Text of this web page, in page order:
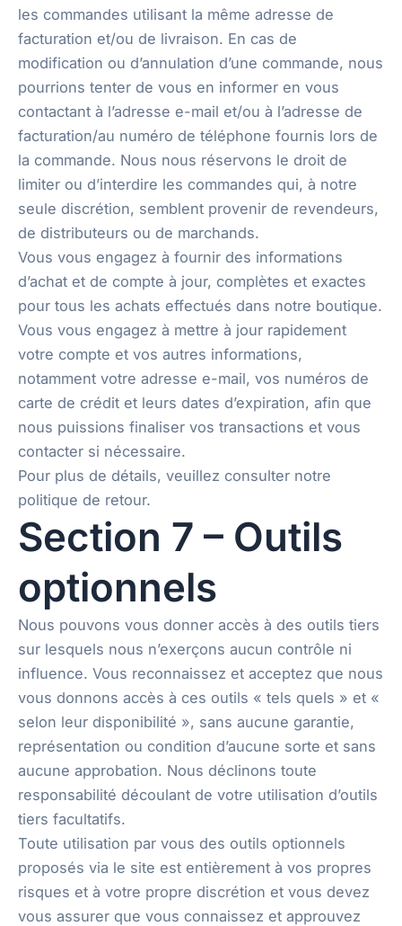
les commandes utilisant la même adresse de
facturation et/ou de livraison. En cas de
modification ou d’annulation d’une commande, nous
pourrions tenter de vous en informer en vous
contactant à l’adresse e-mail et/ou à l’adresse de
facturation/au numéro de téléphone fournis lors de
la commande. Nous nous réservons le droit de
limiter ou d’interdire les commandes qui, à notre
seule discrétion, semblent provenir de revendeurs,
de distributeurs ou de marchands.
Vous vous engagez à fournir des informations
d’achat et de compte à jour, complètes et exactes
pour tous les achats effectués dans notre boutique.
Vous vous engagez à mettre à jour rapidement
votre compte et vos autres informations,
notamment votre adresse e-mail, vos numéros de
carte de crédit et leurs dates d’expiration, afin que
nous puissions finaliser vos transactions et vous
contacter si nécessaire.
Pour plus de détails, veuillez consulter notre
politique de retour.
Section 7 – Outils
optionnels
Nous pouvons vous donner accès à des outils tiers
sur lesquels nous n’exerçons aucun contrôle ni
influence. Vous reconnaissez et acceptez que nous
vous donnons accès à ces outils « tels quels » et «
selon leur disponibilité », sans aucune garantie,
représentation ou condition d’aucune sorte et sans
aucune approbation. Nous déclinons toute
responsabilité découlant de votre utilisation d’outils
tiers facultatifs.
Toute utilisation par vous des outils optionnels
proposés via le site est entièrement à vos propres
risques et à votre propre discrétion et vous devez
vous assurer que vous connaissez et approuvez